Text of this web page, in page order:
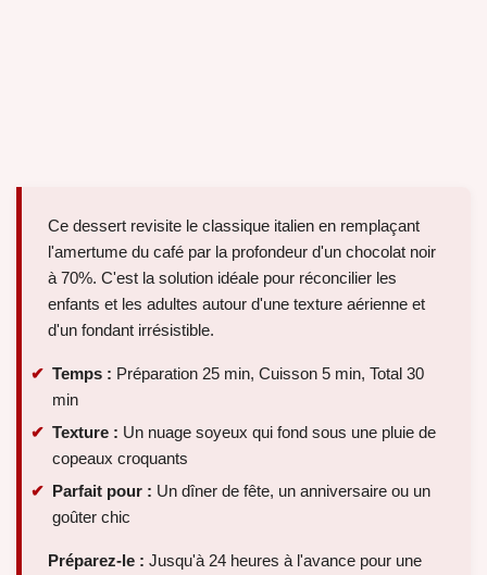
Ce dessert revisite le classique italien en remplaçant
l'amertume du café par la profondeur d'un chocolat noir
à 70%. C'est la solution idéale pour réconcilier les
enfants et les adultes autour d'une texture aérienne et
d'un fondant irrésistible.
Temps : Préparation 25 min, Cuisson 5 min, Total 30
min
Texture : Un nuage soyeux qui fond sous une pluie de
copeaux croquants
Parfait pour : Un dîner de fête, un anniversaire ou un
goûter chic
Préparez-le : Jusqu'à 24 heures à l'avance pour une